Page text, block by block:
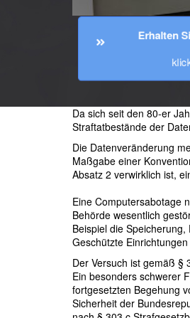
Erhalten
Da sich seit den 80-er
Straftatbestände der
Die Datenveränderung
Maßgabe einer
Absatz 2 verwirklich ist,
Eine Computersabotage
Behörde wesentlich
Beispiel die
Geschützte
Der Versuch ist gemäß §
Ein besonders schwerer
fortgesetzten Begehung
Sicherheit der